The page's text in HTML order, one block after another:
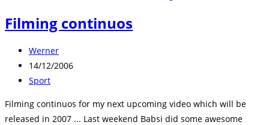
Filming continuos
Beitrags-
Autor:
Werner
Beitrag
veröffentlicht:
14/12/2006
Beitrags-
Sport
Filming continuos for my next upcoming video which will be
released in 2007 ... Last weekend Babsi did some awesome